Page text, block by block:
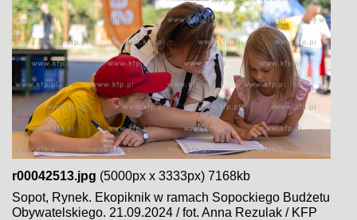
r00042513.jpg (5000px x 3333px) 7168kb
Sopot, Rynek. Ekopiknik w ramach Sopockiego Budżetu
Obywatelskiego. 21.09.2024 / fot. Anna Rezulak / KFP